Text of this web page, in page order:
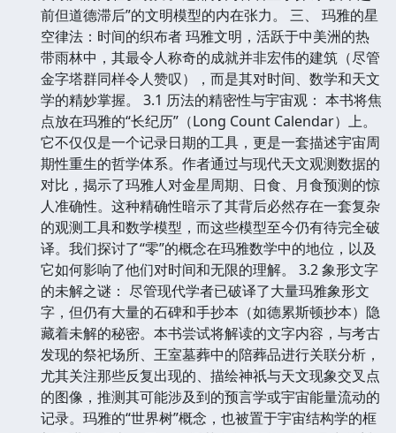
前但道德滞后”的文明模型的内在张力。 三、 玛雅的星
空律法：时间的织布者 玛雅文明，活跃于中美洲的热
带雨林中，其最令人称奇的成就并非宏伟的建筑（尽管
金字塔群同样令人赞叹），而是其对时间、数学和天文
学的精妙掌握。 3.1 历法的精密性与宇宙观： 本书将焦
点放在玛雅的“长纪历”（Long Count Calendar）上。
它不仅仅是一个记录日期的工具，更是一套描述宇宙周
期性重生的哲学体系。作者通过与现代天文观测数据的
对比，揭示了玛雅人对金星周期、日食、月食预测的惊
人准确性。这种精确性暗示了其背后必然存在一套复杂
的观测工具和数学模型，而这些模型至今仍有待完全破
译。我们探讨了“零”的概念在玛雅数学中的地位，以及
它如何影响了他们对时间和无限的理解。 3.2 象形文字
的未解之谜： 尽管现代学者已破译了大量玛雅象形文
字，但仍有大量的石碑和手抄本（如德累斯顿抄本）隐
藏着未解的秘密。本书尝试将解读的文字内容，与考古
发现的祭祀场所、王室墓葬中的陪葬品进行关联分析，
尤其关注那些反复出现的、描绘神祇与天文现象交叉点
的图像，推测其可能涉及到的预言学或宇宙能量流动的
记录。玛雅的“世界树”概念，也被置于宇宙结构学的框